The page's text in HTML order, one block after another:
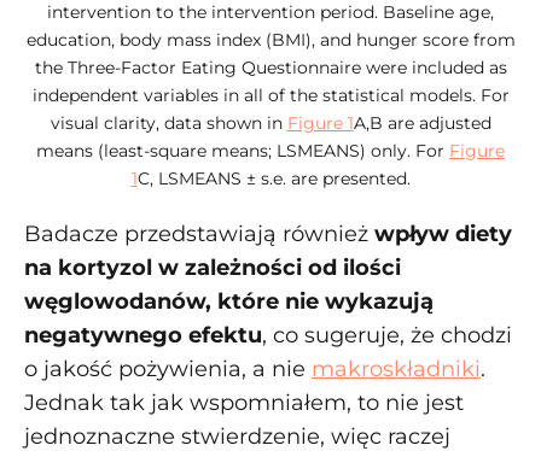
intervention to the intervention period. Baseline age,
education, body mass index (BMI), and hunger score from
the Three-Factor Eating Questionnaire were included as
independent variables in all of the statistical models. For
visual clarity, data shown in Figure 1A,B are adjusted
means (least-square means; LSMEANS) only. For Figure
1C, LSMEANS ± s.e. are presented.
Badacze przedstawiają również wpływ diety
na kortyzol w zależności od ilości
węglowodanów, które nie wykazują
negatywnego efektu, co sugeruje, że chodzi
o jakość pożywienia, a nie makroskładniki.
Jednak tak jak wspomniałem, to nie jest
jednoznaczne stwierdzenie, więc raczej